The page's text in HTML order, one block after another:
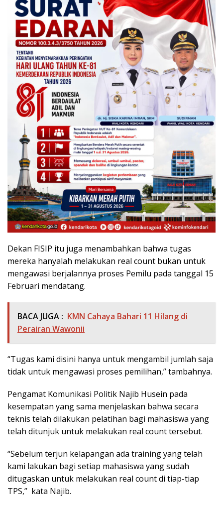
Dekan FISIP itu juga menambahkan bahwa tugas
mereka hanyalah melakukan real count bukan untuk
mengawasi berjalannya proses Pemilu pada tanggal 15
Februari mendatang.
BACA JUGA : KMN Cahaya Bahari 11 Hilang di
Perairan Wawonii
“Tugas kami disini hanya untuk mengambil jumlah saja
tidak untuk mengawasi proses pemilihan,” tambahnya.
Pengamat Komunikasi Politik Najib Husein pada
kesempatan yang sama menjelaskan bahwa secara
teknis telah dilakukan pelatihan bagi mahasiswa yang
telah ditunjuk untuk melakukan real count tersebut.
“Sebelum terjun kelapangan ada training yang telah
kami lakukan bagi setiap mahasiswa yang sudah
ditugaskan untuk melakukan real count di tiap-tiap
TPS,” kata Najib.